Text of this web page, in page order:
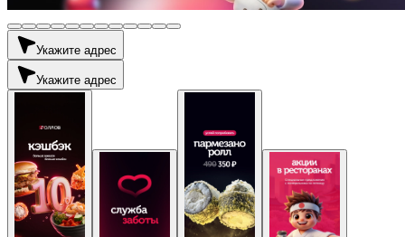
Укажите адрес
Укажите адрес